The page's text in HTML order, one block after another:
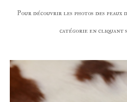
Pour découvrir les photos des peaux
catégorie en cliquant